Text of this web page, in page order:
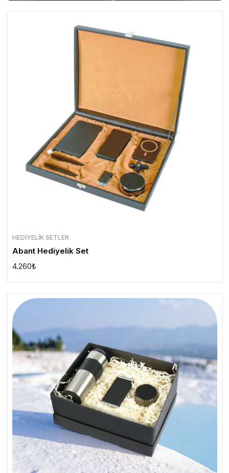
HEDIYELIK SETLER
Abant Hediyelik Set
4.260₺